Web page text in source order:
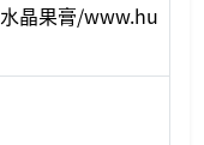
晶果膏/www.hu